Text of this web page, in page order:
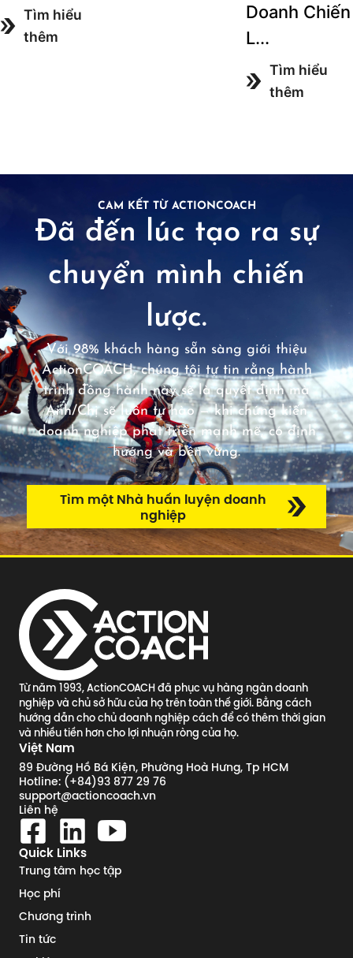
Tìm hiểu
thêm
Doanh Chiến
L...
Tìm hiểu
thêm
CAM KẾT TỪ ACTIONCOACH
Đã đến lúc tạo ra sự
chuyển mình chiến
lược.
Với 98% khách hàng sẵn sàng giới thiệu
ActionCOACH, chúng tôi tự tin rằng hành
trình đồng hành này sẽ là quyết định mà
Anh/Chị sẽ luôn tự hào — khi chứng kiến
doanh nghiệp phát triển mạnh mẽ, có định
hướng và bền vững.
Tìm một Nhà huấn luyện doanh
nghiệp
Từ năm 1993, ActionCOACH đã phục vụ hàng ngàn doanh
nghiệp và chủ sở hữu của họ trên toàn thế giới. Bằng cách
hướng dẫn cho chủ doanh nghiệp cách để có thêm thời gian
và nhiều tiền hơn cho lợi nhuận ròng của họ.
Việt Nam
89 Đường Hồ Bá Kiện, Phường Hoà Hưng, Tp HCM
Hotline: (+84)93 877 29 76
support@actioncoach.vn
Liên hệ
Quick Links
Trung tâm học tập
Học phí
Chương trình
Tin tức